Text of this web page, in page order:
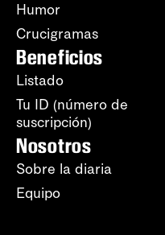
Humor
Crucigramas
Beneficios
Listado
Tu ID (número de
suscripción)
Nosotros
Sobre la diaria
Equipo